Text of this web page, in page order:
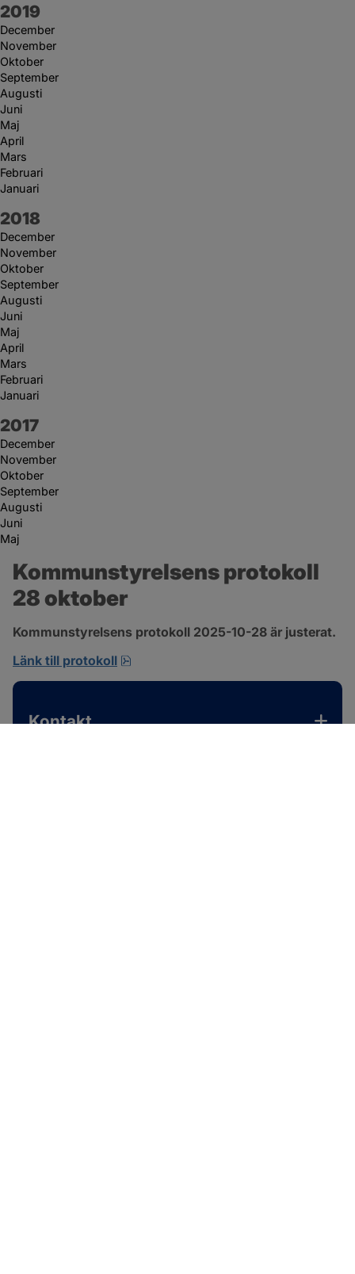
År:
2019
December
November
Oktober
September
Augusti
Juni
Maj
April
Mars
Februari
Januari
År:
2018
December
November
Oktober
September
Augusti
Juni
Maj
April
Mars
Februari
Januari
År:
2017
December
November
Oktober
September
Augusti
Juni
Maj
Kommunstyrelsens protokoll
28 oktober
Kommunstyrelsens protokoll 2025-10-28 är justerat.
Länk till protokoll
Kontakt